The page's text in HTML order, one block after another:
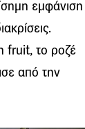
εμφάνιση
fruit, το ροζέ
από την